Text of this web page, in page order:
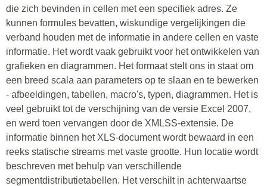
die zich bevinden in cellen met een specifiek adres. Ze
kunnen formules bevatten, wiskundige vergelijkingen die
verband houden met de informatie in andere cellen en vaste
informatie. Het wordt vaak gebruikt voor het ontwikkelen van
grafieken en diagrammen. Het formaat stelt ons in staat om
een breed scala aan parameters op te slaan en te bewerken
- afbeeldingen, tabellen, macro's, typen, diagrammen. Het is
veel gebruikt tot de verschijning van de versie Excel 2007,
en werd toen vervangen door de XMLSS-extensie. De
informatie binnen het XLS-document wordt bewaard in een
reeks statische streams met vaste grootte. Hun locatie wordt
beschreven met behulp van verschillende
segmentdistributietabellen. Het verschilt in achterwaartse